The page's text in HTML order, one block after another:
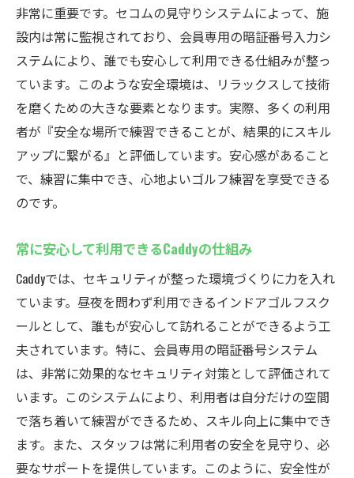
非常に重要です。セコムの見守りシステムによって、施
設内は常に監視されており、会員専用の暗証番号入力シ
ステムにより、誰でも安心して利用できる仕組みが整っ
ています。このような安全環境は、リラックスして技術
を磨くための大きな要素となります。実際、多くの利用
者が『安全な場所で練習できることが、結果的にスキル
アップに繋がる』と評価しています。安心感があること
で、練習に集中でき、心地よいゴルフ練習を享受できる
のです。
常に安心して利用できるCaddyの仕組み
Caddyでは、セキュリティが整った環境づくりに力を入れ
ています。昼夜を問わず利用できるインドアゴルフスク
ールとして、誰もが安心して訪れることができるよう工
夫されています。特に、会員専用の暗証番号システム
は、非常に効果的なセキュリティ対策として評価されて
います。このシステムにより、利用者は自分だけの空間
で落ち着いて練習ができるため、スキル向上に集中でき
ます。また、スタッフは常に利用者の安全を見守り、必
要なサポートを提供しています。このように、安全性が